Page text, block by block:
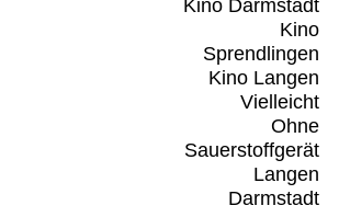
Kino Darmstadt
Kino
Sprendlingen
Kino Langen
Vielleicht
Ohne
Sauerstoffgerät
Langen
Darmstadt